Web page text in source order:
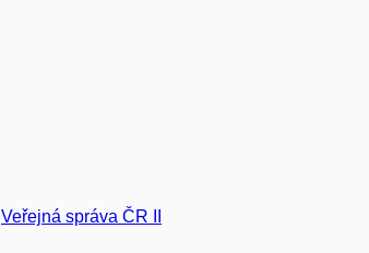
Veřejná správa ČR II